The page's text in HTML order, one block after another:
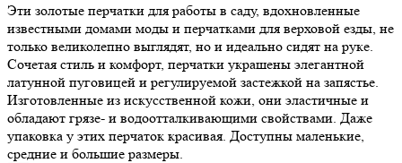
Эти золотые перчатки для работы в саду, вдохновленные
известными домами моды и перчатками для верховой езды, не
только великолепно выглядят, но и идеально сидят на руке.
Сочетая стиль и комфорт, перчатки украшены элегантной
латунной пуговицей и регулируемой застежкой на запястье.
Изготовленные из искусственной кожи, они эластичные и
обладают грязе- и водоотталкивающими свойствами. Даже
упаковка у этих перчаток красивая. Доступны маленькие,
средние и большие размеры.